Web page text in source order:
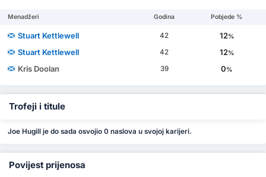
Menadžeri Godina Pobjede %
Stuart Kettlewell 42 12%
Stuart Kettlewell 42 12%
Kris Doolan 39 0%
Trofeji i titule
Joe Hugill je do sada osvojio 0 naslova u svojoj karijeri.
Povijest prijenosa